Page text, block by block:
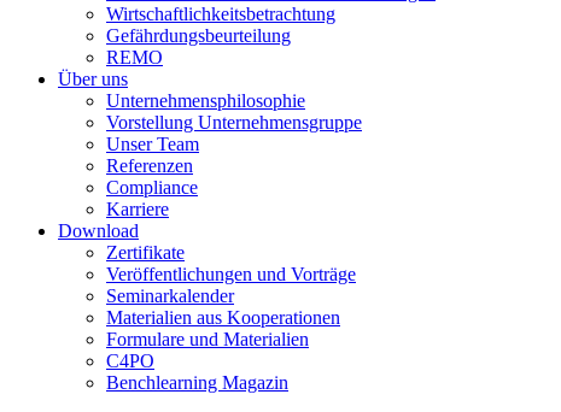
Wirtschaftlichkeitsbetrachtung
Gefährdungsbeurteilung
REMO
Über uns
Unternehmensphilosophie
Vorstellung Unternehmensgruppe
Unser Team
Referenzen
Compliance
Karriere
Download
Zertifikate
Veröffentlichungen und Vorträge
Seminarkalender
Materialien aus Kooperationen
Formulare und Materialien
C4PO
Benchlearning Magazin